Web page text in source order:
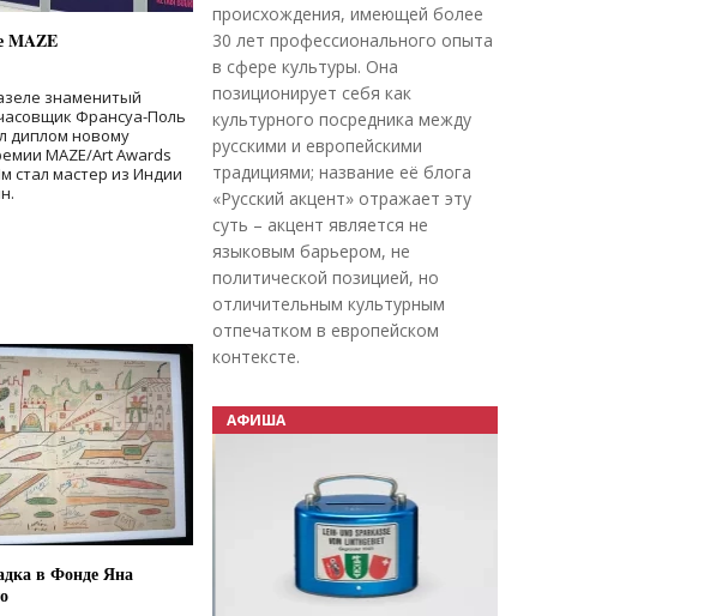
MAZE
знаменитый
Франсуа-Поль
диплом новому
MAZE/Art Awards
стал мастер из Индии
в Фонде Яна
происхождения, имеющей более
30 лет профессионального опыта
в сфере культуры. Она
позиционирует себя как
культурного посредника между
русскими и европейскими
традициями; название её блога
«Русский акцент» отражает эту
суть – акцент является не
языковым барьером, не
политической позицией, но
отличительным культурным
отпечатком в европейском
контексте.
АФИША